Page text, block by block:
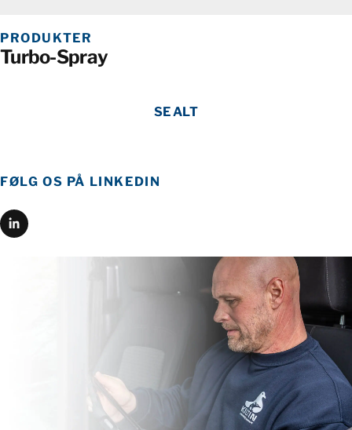
PRODUKTER
Turbo-Spray
SE ALT
FØLG OS PÅ LINKEDIN